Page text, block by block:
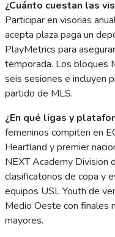
¿Cuánto cuestan las
Participar en visorias
acepta plaza paga un
PlayMetrics para
temporada. Los bloques
seis sesiones e incluyen
partido de MLS.
¿En qué ligas y
femeninos compiten en
Heartland y premier
NEXT Academy
clasificatorios de copa y
equipos USL Youth de
Medio Oeste con finales
mayores.